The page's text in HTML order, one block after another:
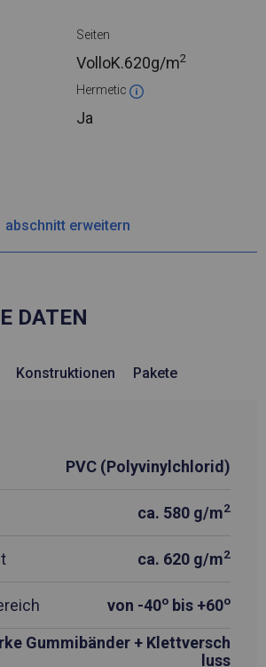
Seiten
VolloK.620g/m2
Hermetic
Ja
abschnitt erweitern
DATEN
Konstruktionen Pakete
PVC (Polyvinylchlorid)
ca. 580 g/m2
ca. 620 g/m2
von -40o bis +60o
Gummibänder + Klettversch
luss